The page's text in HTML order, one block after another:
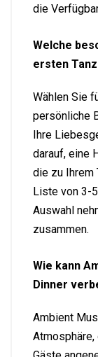
die
Welche
ersten
Wählen Sie
persönliche
Ihre
darauf, eine
die zu Ihrem
Liste von 3-
Auswahl
zusammen.
Wie kann
Dinner
Ambient